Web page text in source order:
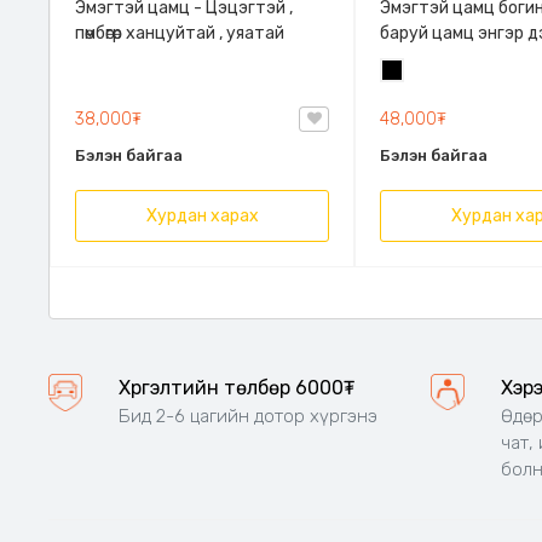
Эмэгтэй цамц - Цэцэгтэй ,
пөмбөгөр ханцуйтай , уяатай
38,000₮
Бэлэн байгаа
Хурдан харах
Эмэгтэй цамц
баруй цамц энгэр
онгорхойтой цамц
48,000₮
Бэлэн байгаа
Хурдан
Эмэгтэй нимгэн богино цамц,
Задгай энгэртэй богино
Эмэгтэй даашинз,
хормойтой, хагас
товчтой, поло